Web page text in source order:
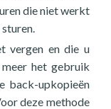
die niet werkt
vergen en die u
het gebruik
back-upkopieën
deze methode